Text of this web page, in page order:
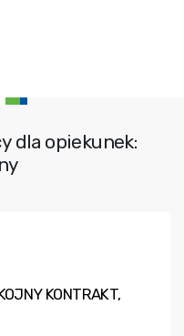
dla opiekunek:
KONTRAKT,